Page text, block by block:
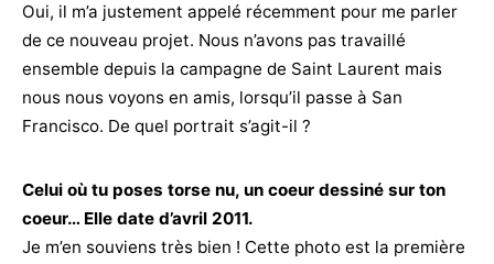
Oui, il m’a justement appelé récemment pour me parler
de ce nouveau projet. Nous n’avons pas travaillé
ensemble depuis la campagne de Saint Laurent mais
nous nous voyons en amis, lorsqu’il passe à San
Francisco. De quel portrait s’agit-il ?
Celui où tu poses torse nu, un coeur dessiné sur ton
coeur… Elle date d’avril 2011.
Je m’en souviens très bien ! Cette photo est la première